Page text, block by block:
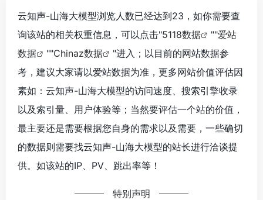
云知声-山海大模型浏览人数已经达到23，如你需要查
询该站的相关权重信息，可以点击"5118数据 ""爱站
数据
""Chinaz数据
"进入；以目前的网站数据参
考，建议大家请以爱站数据为准，更多网站价值评估因
素如：云知声-山海大模型的访问速度、搜索引擎收录
以及索引量、用户体验等；当然要评估一个站的价值，
最主要还是需要根据您自身的需求以及需要，一些确切
的数据则需要找云知声-山海大模型的站长进行洽谈提
供。如该站的IP、PV、跳出率等！
特别声明